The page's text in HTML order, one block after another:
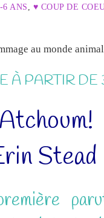
ANS ♥ COUP DE
au monde
À PARTIR DE
Stead